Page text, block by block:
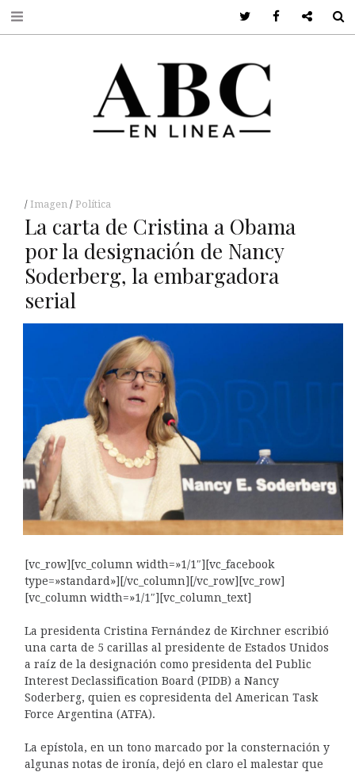
Imagen Política
La carta de Cristina a Obama
por la designación de Nancy
Soderberg, la embargadora
serial
[vc_row][vc_column width=»1/1″][vc_facebook
type=»standard»][/vc_column][/vc_row][vc_row]
[vc_column width=»1/1″][vc_column_text]
La presidenta Cristina Fernández de Kirchner escribió
una carta de 5 carillas al presidente de Estados Unidos
a raíz de la designación como presidenta del Public
Interest Declassification Board (PIDB) a Nancy
Soderberg, quien es copresidenta del American Task
Force Argentina (ATFA).
La epístola, en un tono marcado por la consternación y
algunas notas de ironía, dejó en claro el malestar que
Twitter FacebookGoogle +